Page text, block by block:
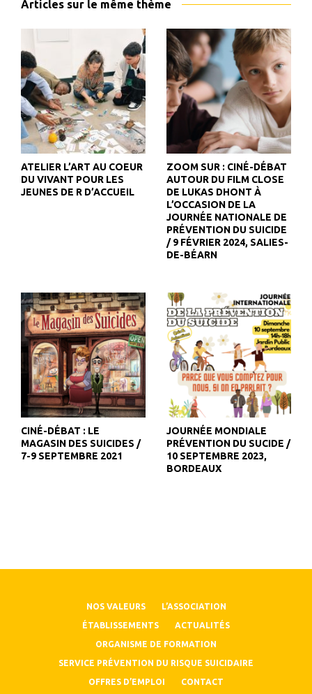
Articles sur le même thème
ATELIER L’ART AU COEUR
DU VIVANT POUR LES
JEUNES DE R D’ACCUEIL
ZOOM SUR : CINÉ-DÉBAT
AUTOUR DU FILM CLOSE
DE LUKAS DHONT À
L’OCCASION DE LA
JOURNÉE NATIONALE DE
PRÉVENTION DU SUICIDE
/ 9 FÉVRIER 2024, SALIES-
DE-BÉARN
CINÉ-DÉBAT : LE
MAGASIN DES SUICIDES /
7-9 SEPTEMBRE 2021
JOURNÉE MONDIALE
PRÉVENTION DU SUCIDE /
10 SEPTEMBRE 2023,
BORDEAUX
NOS VALEURS L’ASSOCIATION
ÉTABLISSEMENTS ACTUALITÉS
ORGANISME DE FORMATION
SERVICE PRÉVENTION DU RISQUE SUICIDAIRE
OFFRES D’EMPLOI CONTACT